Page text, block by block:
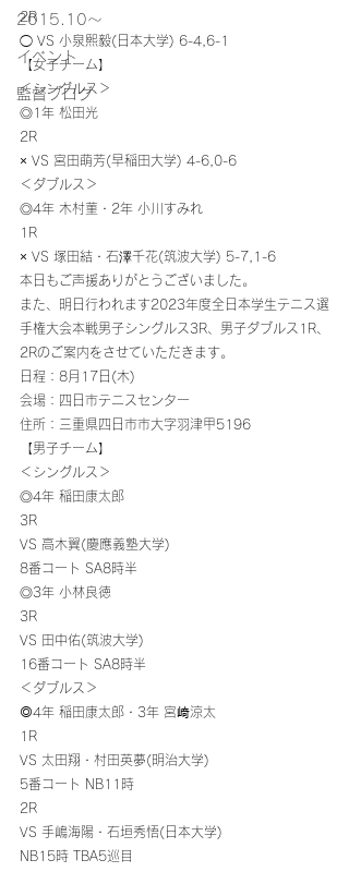
2015.10～
イベント
監督ブログ
2R
◯ VS 小泉熙毅(日本大学) 6-4,6-1
【女子チーム】
＜シングルス＞
◎1年 松田光
2R
× VS 宮田萌芳(早稲田大学) 4-6,0-6
＜ダブルス＞
◎4年 木村菫・2年 小川すみれ
1R
× VS 塚田結・石澤千花(筑波大学) 5-7,1-6
本日もご声援ありがとうございました。
また、明日行われます2023年度全日本学生テニス選
手権大会本戦男子シングルス3R、男子ダブルス1R、
2Rのご案内をさせていただきます。
日程：8月17日(木)
会場：四日市テニスセンター
住所：三重県四日市市大字羽津甲5196
【男子チーム】
＜シングルス＞
◎4年 稲田康太郎
3R
VS 高木翼(慶應義塾大学)
8番コート SA8時半
◎3年 小林良徳
3R
VS 田中佑(筑波大学)
16番コート SA8時半
＜ダブルス＞
◎4年 稲田康太郎・3年 宮﨑涼太
1R
VS 太田翔・村田英夢(明治大学)
5番コート NB11時
2R
VS 手嶋海陽・石垣秀悟(日本大学)
NB15時 TBA5巡目